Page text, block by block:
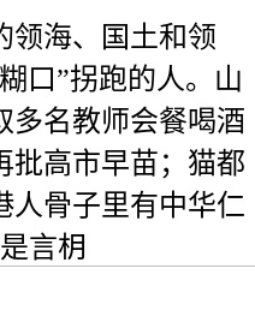
海、国土和领
口”拐跑的人。山
多名教师会餐喝酒
批高市早苗；猫都
人骨子里有中华仁
言枂